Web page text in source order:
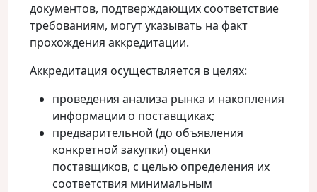
документов, подтверждающих соответствие
требованиям, могут указывать на факт
прохождения аккредитации.
Аккредитация осуществляется в целях:
проведения анализа рынка и накопления
информации о поставщиках;
предварительной (до объявления
конкретной закупки) оценки
поставщиков, с целью определения их
соответствия минимальным